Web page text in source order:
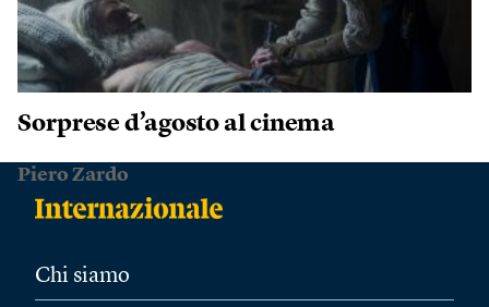
Sorprese d’agosto al cinema
Piero Zardo
Chi siamo